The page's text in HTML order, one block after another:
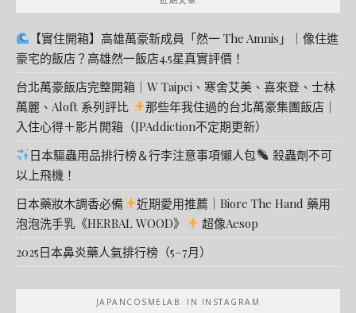
【實住開箱】高雄萬豪新成員「然一 The Amnis」｜像住進
豪宅的飯店？高雄然一飯店4.5星真實評價！
台北萬豪飯店完整開箱｜W Taipei、寒舍艾美、喜來登、士林
萬麗、Aloft 系列評比
那些年我住過的台北萬豪集團飯店｜
入住心得＋影片開箱（JPAddiction不定期更新）
日本驅蟲用品排行榜＆行李注意事項懶人包
殺蟲劑不可
以上飛機！
日本藥妝木調香必備
近期愛用推薦｜Biore The Hand 藥用
泡泡洗手乳《HERBAL WOOD》
超像Aesop
2025日本鼻炎藥人氣排行榜（5–7月）
JAPANCOSMELAB. IN INSTAGRAM